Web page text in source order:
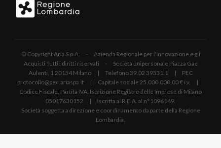
© Copyright Aria S.p.A. - Azienda Regionale per l'Innovazione e gli
Acquisti Tutti i diritti riservati - Società unipersonale Piazza Gae
Aulenti, 1 20154 Milano | Telefono 39.02 39331.1 | PEC
protocollo@pec.ariaspa.it | Capitale sociale 25.000.000,00 € i.v. |
Codice Fiscale, Partita IVA, Iscrizione Registro delle Imprese di Milano
05017630152 | Iscritta al R.E.A. al n°1096149.
Società soggetta a direzione e coordinamento da parte della Regione
Lombardia.